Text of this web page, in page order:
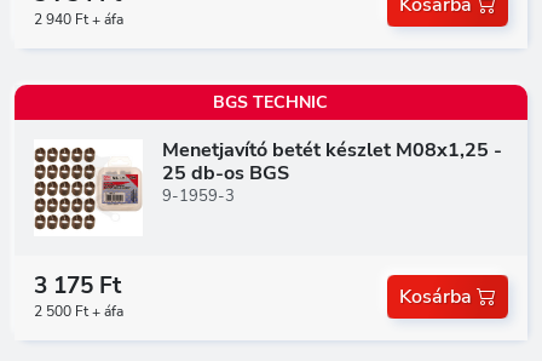
2 940 Ft + áfa
BGS TECHNIC
Menetjavító betét készlet M08x1,25 -
25 db-os BGS
9-1959-3
3 175 Ft
2 500 Ft + áfa
Kosárba